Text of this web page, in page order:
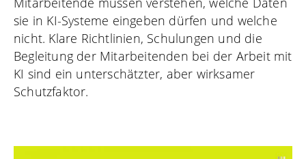
sie in KI-Systeme eingeben dürfen und welche
nicht. Klare Richtlinien, Schulungen und die
Begleitung der Mitarbeitenden bei der Arbeit mit
KI sind ein unterschätzter, aber wirksamer
Schutzfaktor.